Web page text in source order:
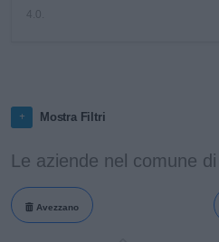
Mostra Filtri
Le aziende nel comune
Avezzano